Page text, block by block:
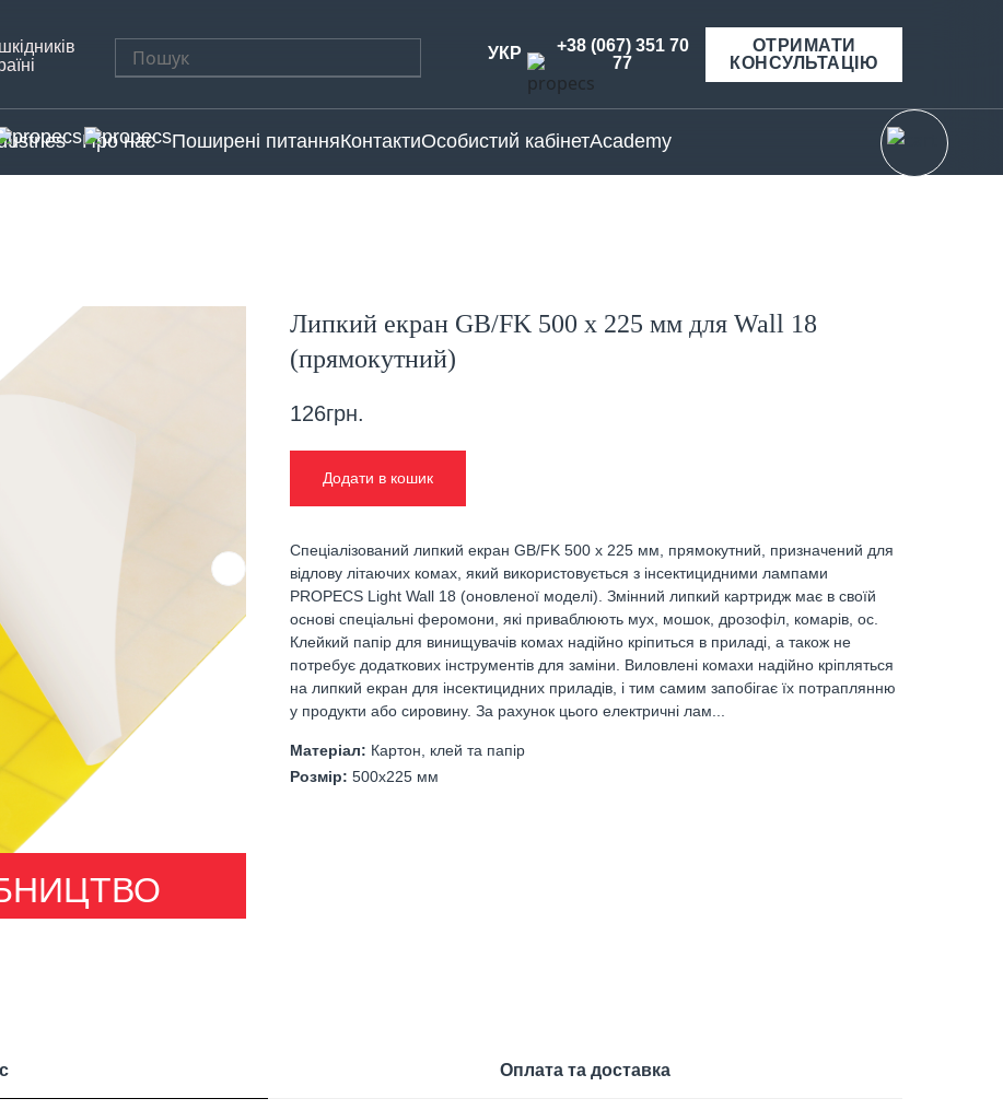
ОТРИМАТИ
КОНСУЛЬТАЦІЮ
+38 (067) 351 70
77
УКР
Пошук:
Про нас Поширені питанняКонтактиОсобистий кабінетAcademy
Липкий екран GB/FK 500 х 225 мм для Wall 18
(прямокутний)
126грн.
Додати в кошик
Спеціалізований липкий екран GB/FK 500 х 225 мм, прямокутний, призначений для
відлову літаючих комах, який використовується з інсектицидними лампами
PROPECS Light Wall 18 (оновленої моделі). Змінний липкий картридж має в своїй
основі спеціальні феромони, які приваблюють мух, мошок, дрозофіл, комарів, ос.
Клейкий папір для винищувачів комах надійно кріпиться в приладі, а також не
потребує додаткових інструментів для заміни. Виловлені комахи надійно кріпляться
на липкий екран для інсектицидних приладів, і тим самим запобігає їх потраплянню
у продукти або сировину. За рахунок цього електричні лам...
Матеріал: Картон, клей та папір
Розмір: 500х225 мм
Оплата та доставка